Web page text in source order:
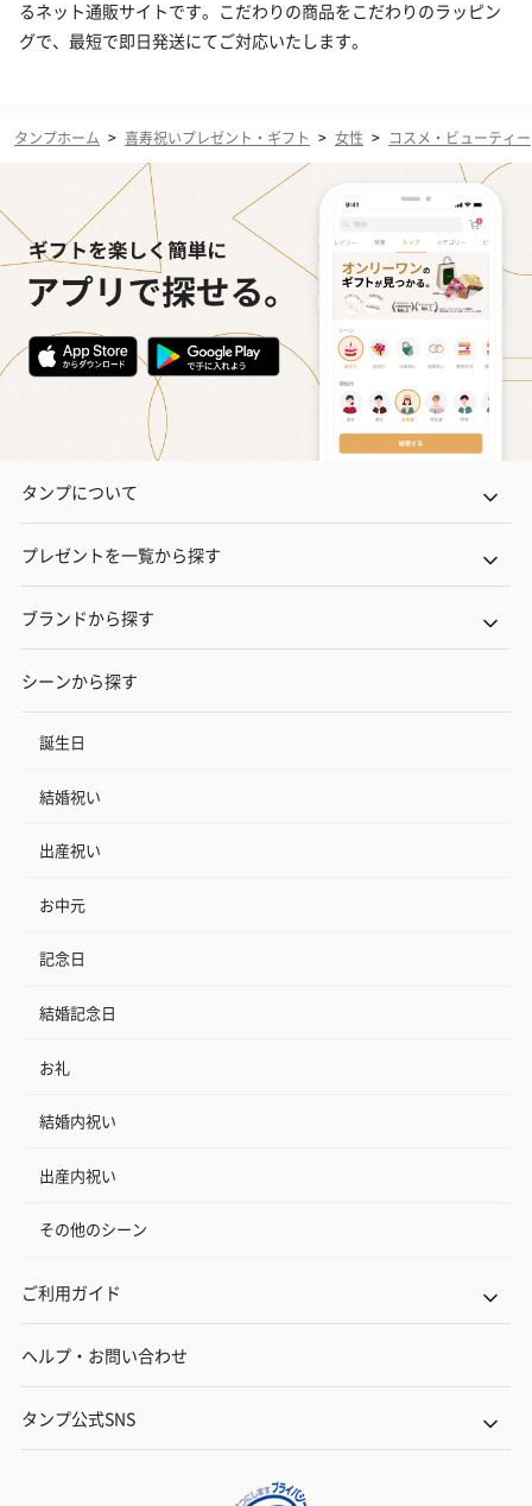
るネット通販サイトです。こだわりの商品をこだわりのラッピン
グで、最短で即日発送にてご対応いたします。
タンプホーム > 喜寿祝いプレゼント・ギフト > 女性 > コスメ・ビューティー
タンプについて
プレゼントを一覧から探す
ブランドから探す
シーンから探す
誕生日
結婚祝い
出産祝い
お中元
記念日
結婚記念日
お礼
結婚内祝い
出産内祝い
その他のシーン
ご利用ガイド
ヘルプ・お問い合わせ
タンプ公式SNS